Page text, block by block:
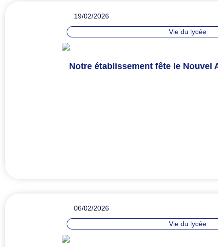
19/02/2026
Vie du lycée
Notre établissement fête le Nouvel
06/02/2026
Vie du lycée